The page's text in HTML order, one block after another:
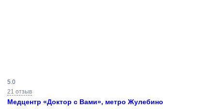
поиска
5.0
21 отзыв
Медцентр «Доктор с Вами», метро Жулебино